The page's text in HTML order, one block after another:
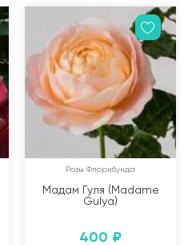
Розы Флорибунда
Мадам Гуля (Madame
Gulya)
400 ₽